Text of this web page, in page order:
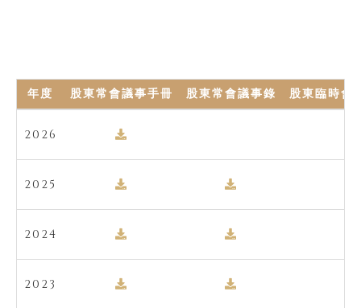
年度 股東常會議事手冊 股東常會議事錄 股東臨時會
2026
2025
2024
2023